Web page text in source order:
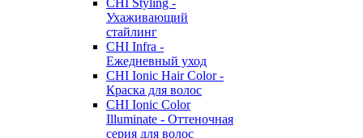
CHI Styling -
Ухаживающий
стайлинг
CHI Infra -
Ежедневный уход
CHI Ionic Hair Color -
Краска для волос
CHI Ionic Color
Illuminate - Оттеночная
серия для волос